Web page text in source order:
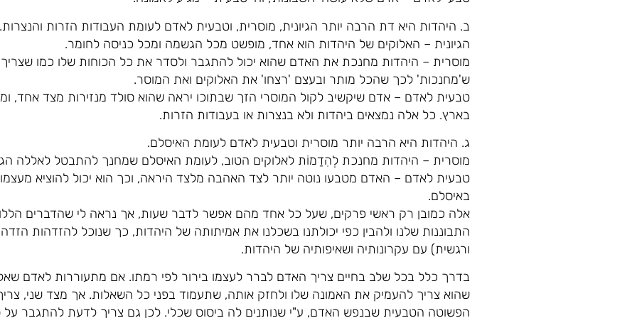
ב. היהדות היא דת הרבה יותר הגיונית, מוסרית, וטבעית לאדם לעומת העבודות הזרות
הגיונית – האלוקים של היהדות הוא אחד, מופשט מכל הגשמה ומכל כניסה לחומר.
מוסרית – היהדות מחנכת את האדם שהוא יכול להתגבר ולסדר את כל הכוחות שלו כמו
ש'מחנכות' לכך שהכל מותר ובעצם 'רצחו' את האלוקים ואת המוסר.
טבעית לאדם – אדם שיקשיב לקול המוסרי הזך שבתוכו יראה שהוא סולד מנזירות מצד אחד,
בארץ. כל אלה נמצאים ביהדות ולא בנצרות או בעבודות הזרות.
ג. היהדות היא הרבה יותר מוסרית וטבעית לאדם לעומת האיסלם.
מוסרית – היהדות מחנכת לְהִדַמוֹת לאלוקים הטוב, לעומת האיסלם שמחנך להתבטל לאללה
טבעית לאדם – האדם מטבעו נוטה יותר לצד האהבה מלצד היראה, וכך הוא יכול להוציא
באיסלם.
אלה כמובן רק ראשי פרקים, שעל כל אחד מהם אפשר לדבר שעות, אך נראה לי שהדברים הללו
התבוננות שלנו ולהבין כפי יכולתנו בשכלנו את אמיתותה של היהדות, כך שנוכל להזדהות
ורגשית) עם עקרונותיה ושאיפותיה של היהדות.
בדרך כלל בכל שלב בחיים צריך האדם לברר לעצמו בירור לפי רמתו. אם מתעוררות לאדם
שהוא צריך להעמיק את האמונה שלו ולחזק אותה, שתעמוד בפני כל השאלות. אך מצד שני,
הפשוטה הטבעית שבנפש האדם, ע"י שנותנים לה ביסוס שכלי. לכן גם צריך לדעת להתגבר